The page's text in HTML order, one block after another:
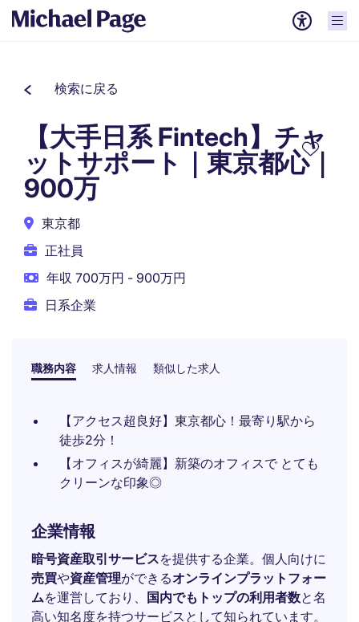
検索に戻る
【大手日系 Fintech】チャ
ットサポート｜東京都心｜
900万
東京都
正社員
年収 700万円 - 900万円
日系企業
職務内容 求人情報 類似した求人
【アクセス超良好】東京都心！最寄り駅から
徒歩2分！
【オフィスが綺麗】新築のオフィスで とても
クリーンな印象◎
企業情報
暗号資産取引サービスを提供する企業。個人向けに
売買や資産管理ができるオンラインプラットフォー
ムを運営しており、 国内でもトップの利用者数と名
高い知名度を持つサービスとして知られています。